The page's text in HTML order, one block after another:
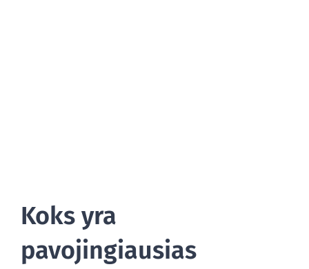
Koks yra
pavojingiausias